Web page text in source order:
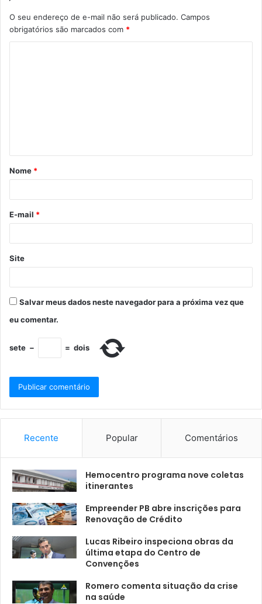
O seu endereço de e-mail não será publicado. Campos
obrigatórios são marcados com *
Nome *
E-mail *
Site
Salvar meus dados neste navegador para a próxima vez que
eu comentar.
sete − = dois
Recente Popular Comentários
Hemocentro programa nove coletas
itinerantes
Empreender PB abre inscrições para
Renovação de Crédito
Lucas Ribeiro inspeciona obras da
última etapa do Centro de
Convenções
Romero comenta situação da crise
na saúde